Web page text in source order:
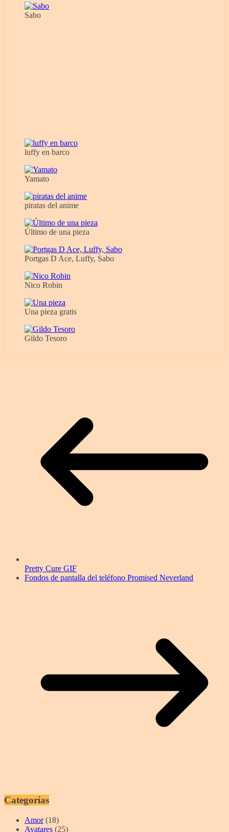
Sabo
luffy en barco
Yamato
piratas del anime
Último de una pieza
Portgas D Ace, Luffy, Sabo
Nico Robin
Una pieza gratis
Gildo Tesoro
Pretty Cure GIF
Fondos de pantalla del teléfono Promised Neverland
Categorías
Amor(18)
Avatares (25)